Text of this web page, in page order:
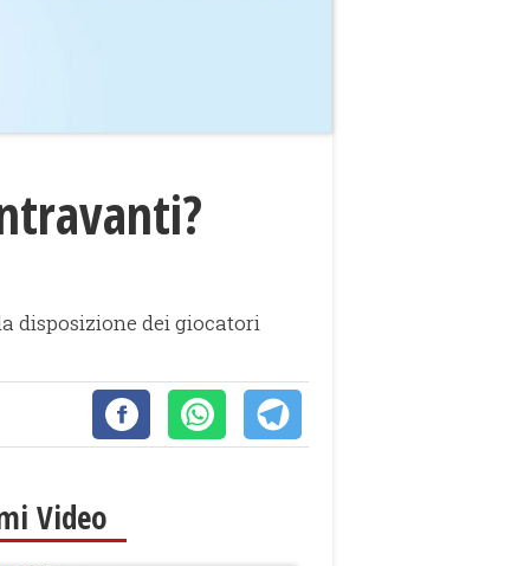
disposizione dei giocatori
Video